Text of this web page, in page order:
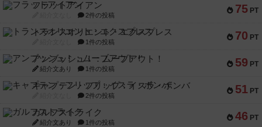
75 PT
フラットアイアン
2件の投稿
70 PT
トランスオリエント・エクスプレス
1件の投稿
59 PT
アンブッシュ！：ムーブアウト！
紹介文あり 1件の投稿
51 PT
キャプテン・フリップ：イスラ・ボンバ
2件の投稿
46 PT
ガルフストライク
紹介文あり 1件の投稿